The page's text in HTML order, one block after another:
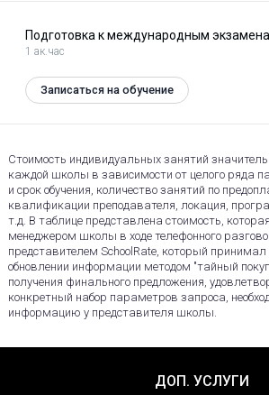
Подготовка к международным
1 ак.час
Записаться на обучение
Стоимость индивидуальных занятий
каждой школы в зависимости от целого ряда
и срок обучения, количество занятий по
квалификации преподавателя, локация,
т.д. В таблице представлена стоимость,
менеджером школы в ходе телефонного
представителем SchoolRate, который принимал
обновлении информации методом "тайный
получения финального предложения,
конкретный набор параметров запроса,
информацию у представителя школы.
ДОП. УСЛУГИ